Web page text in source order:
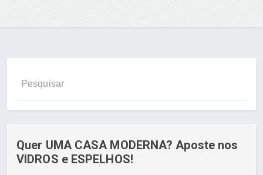
Quer UMA CASA MODERNA? Aposte nos
VIDROS e ESPELHOS!